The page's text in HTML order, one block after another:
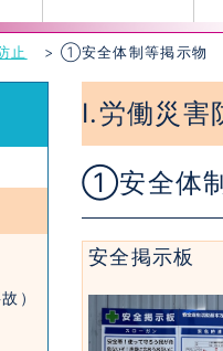
止 ①安全体制等掲示物
）
Ⅰ.労働災害
①安全体
安全掲示板